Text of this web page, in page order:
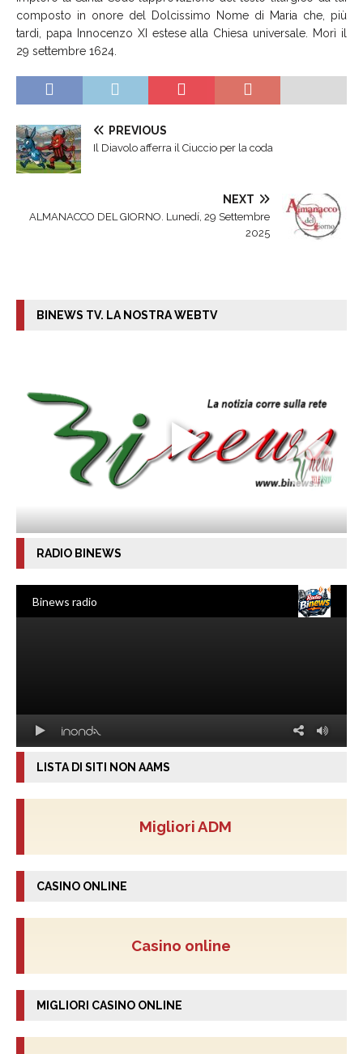
composto in onore del Dolcissimo Nome di Maria che, più
tardi, papa Innocenzo XI estese alla Chiesa universale. Morì il
29 settembre 1624.
PREVIOUS
Il Diavolo afferra il Ciuccio per la coda
NEXT
ALMANACCO DEL GIORNO. Lunedí, 29 Settembre
2025
BINEWS TV. LA NOSTRA WEBTV
RADIO BINEWS
LISTA DI SITI NON AAMS
Migliori ADM
CASINO ONLINE
Casino online
MIGLIORI CASINO ONLINE